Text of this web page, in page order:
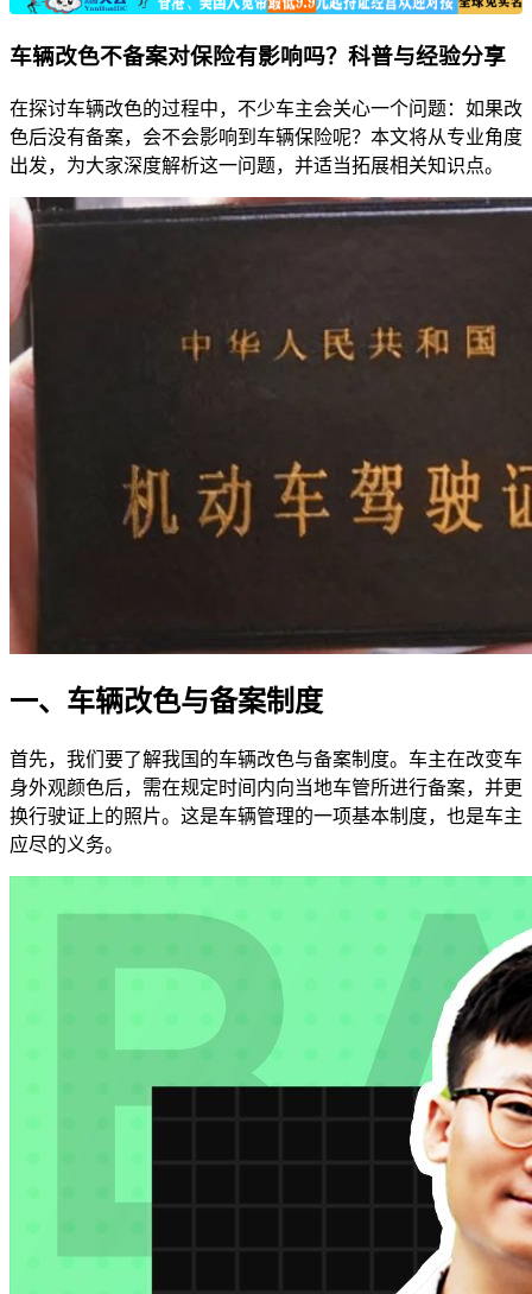
车辆改色不备案对保险有影响吗？科普与经验分享
在探讨车辆改色的过程中，不少车主会关心一个问题：如果改
色后没有备案，会不会影响到车辆保险呢？本文将从专业角度
出发，为大家深度解析这一问题，并适当拓展相关知识点。
一、车辆改色与备案制度
首先，我们要了解我国的车辆改色与备案制度。车主在改变车
身外观颜色后，需在规定时间内向当地车管所进行备案，并更
换行驶证上的照片。这是车辆管理的一项基本制度，也是车主
应尽的义务。